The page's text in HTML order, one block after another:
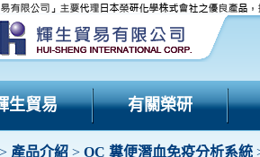
生貿易 有關榮研
> 產品介紹 > OC 糞便潛血免疫分析系統